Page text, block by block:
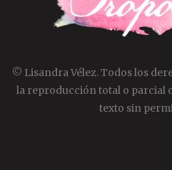
© Lisandra Vélez. Todos los
la reproducción total o parcial
texto sin